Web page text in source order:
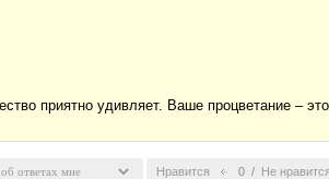
приятно удивляет. Ваше процветание –
Нравится 0 / Не нравится